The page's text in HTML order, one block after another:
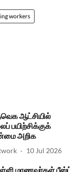
workers
ஆட்சியில்
பயிற்சிக்குக்
அறிக
10 Jul 2026
மாணவர்கள் பீஸ்ட்